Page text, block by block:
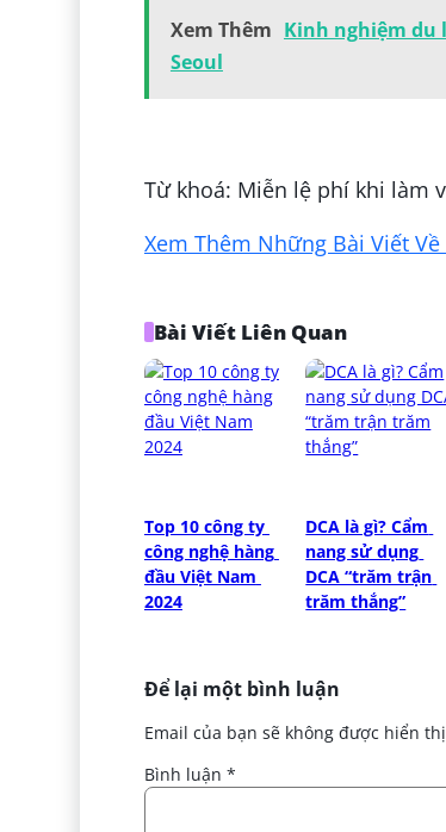
Xem Thêm Kinh nghiệm du
Seoul
Từ khoá: Miễn lệ phí khi làm
Xem Thêm Những Bài Viết
Bài Viết Liên Quan
Top 10 công ty
công nghệ hàng
đầu Việt Nam
2024
DCA là gì? Cẩm
nang sử dụng
DCA “trăm trận
trăm thắng”
Để lại một bình luận
Email của bạn sẽ không được hiển
Bình luận *